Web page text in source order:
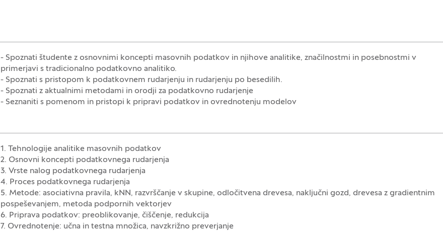
- Spoznati študente z osnovnimi koncepti masovnih podatkov in njihove analitike, značilnostmi in posebnostmi v
primerjavi s tradicionalno podatkovno analitiko.
- Spoznati s pristopom k podatkovnem rudarjenju in rudarjenju po besedilih.
- Spoznati z aktualnimi metodami in orodji za podatkovno rudarjenje
- Seznaniti s pomenom in pristopi k pripravi podatkov in ovrednotenju modelov
1. Tehnologije analitike masovnih podatkov
2. Osnovni koncepti podatkovnega rudarjenja
3. Vrste nalog podatkovnega rudarjenja
4. Proces podatkovnega rudarjenja
5. Metode: asociativna pravila, kNN, razvrščanje v skupine, odločitvena drevesa, naključni gozd, drevesa z gradientnim
pospeševanjem, metoda podpornih vektorjev
6. Priprava podatkov: preoblikovanje, čiščenje, redukcija
7. Ovrednotenje: učna in testna množica, navzkrižno preverjanje